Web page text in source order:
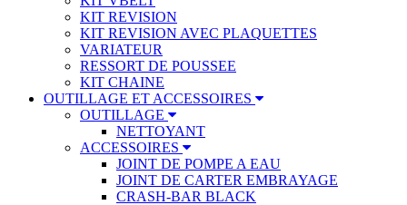
KIT REVISION
KIT REVISION AVEC PLAQUETTES
VARIATEUR
RESSORT DE POUSSEE
KIT CHAINE
OUTILLAGE ET ACCESSOIRES
OUTILLAGE
NETTOYANT
ACCESSOIRES
JOINT DE POMPE A EAU
JOINT DE CARTER EMBRAYAGE
CRASH-BAR BLACK